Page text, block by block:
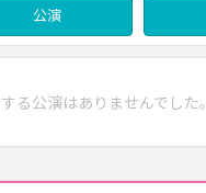
公演
る公演はありませんでした。